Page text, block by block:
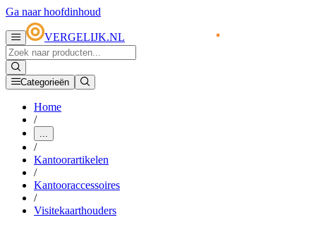
Ga naar hoofdinhoud
VERGELIJK.NL
Categorieën
Home
/
...
/
Kantoorartikelen
/
Kantooraccessoires
/
Visitekaarthouders